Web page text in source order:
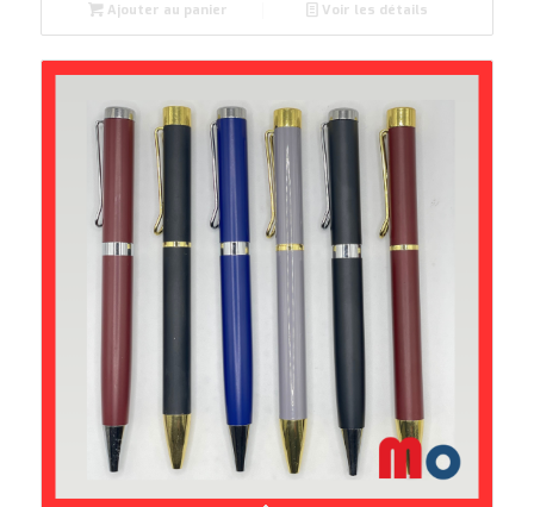
Ajouter au panier Voir les détails